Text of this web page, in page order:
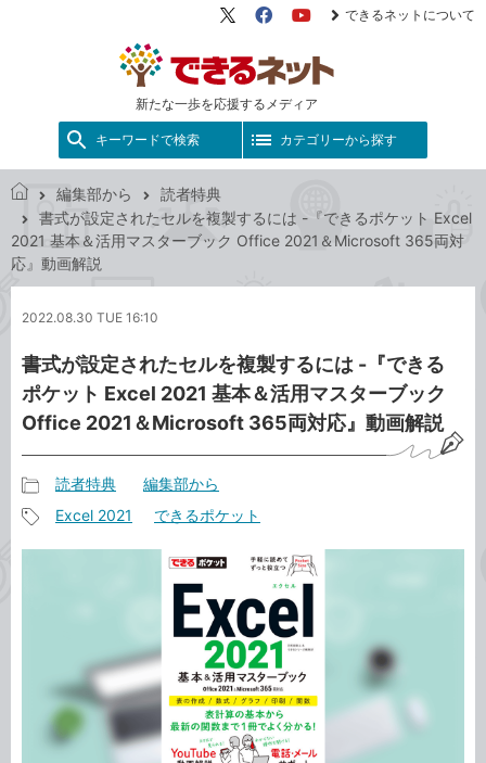
新たな一歩を応援するメディア
X（旧
FacebookYouTube
できるネットについて
キーワードで検索 カテゴリーから探す
で
き
る
ト
編集部から
読者特典
書式が設定されたセルを複製するには -『できるポケット Excel
2021 基本＆活用マスターブック Office 2021＆Microsoft 365両対
応』動画解説
2022.08.30 TUE 16:10
書式が設定されたセルを複製するには -『できる
ポケット Excel 2021 基本＆活用マスターブック
Office 2021＆Microsoft 365両対応』動画解説
事
カ
読者特典 編集部から
Excel 2021 できるポケット